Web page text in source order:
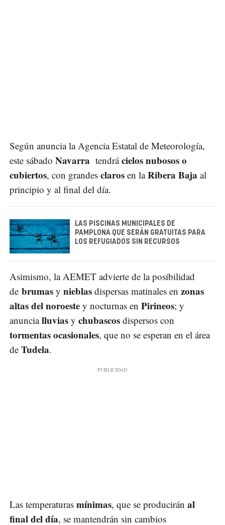
Según anuncia la Agencia Estatal de Meteorología,
este sábado Navarra tendrácielos nubosos o
cubiertos, con grandes claros en laRibera Baja al
principio y al final del día.
LAS PISCINAS MUNICIPALES DE
PAMPLONA QUE SERÁN GRATUITAS PARA
LOS REFUGIADOS SIN RECURSOS
Asimismo, la AEMET advierte de la posibilidad
de brumas y nieblas dispersas matinales en zonas
altas del noroeste y nocturnas en Pirineos; y
anuncialluvias y chubascos dispersos con
tormentas ocasionales, que no se esperan en el área
de Tudela.
Las temperaturas mínimas, que se producirán al
final del día, se mantendrán sin cambios